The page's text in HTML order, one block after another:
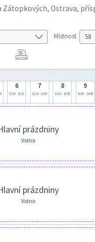
Ostrava,
Místnost
6
11:30 12:15
7
12:20 13:05
8
13:10 13:55
9
14:00 14:45
prázdniny
Volno
prázdniny
Volno